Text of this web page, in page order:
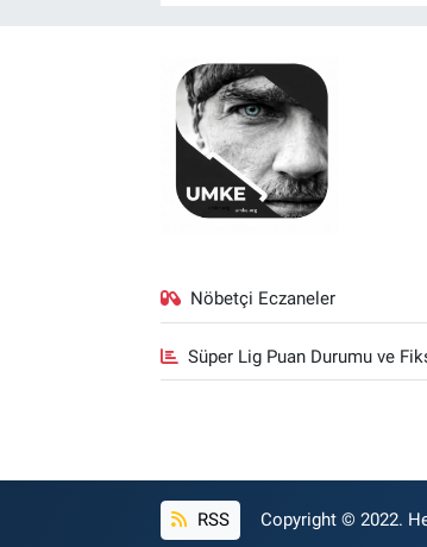
Nöbetçi Eczaneler
Süper Lig Puan Durumu ve
RSS Copyright © 2022.